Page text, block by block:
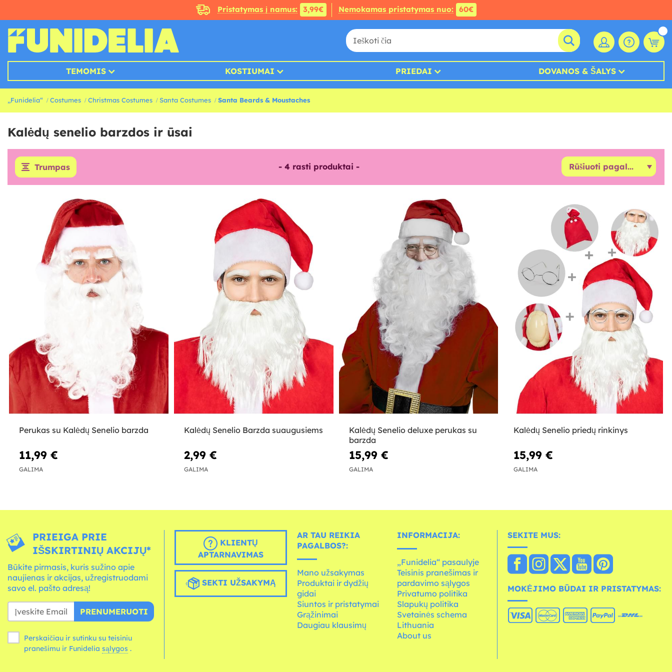
Pristatymas į namus: 3,99€ Nemokamas pristatymas nuo: 60€
TEMOMIS KOSTIUMAI PRIEDAI DOVANOS & ŠALYS
„Funidelia“ Costumes Christmas Costumes Santa Costumes Santa Beards & Moustaches
Kalėdų senelio barzdos ir ūsai
Trumpas - 4 rasti produktai -
Perukas su Kalėdų Senelio barzda
11,99 €
GALIMA
Kalėdų Senelio Barzda suaugusiems
2,99 €
GALIMA
Kalėdų Senelio deluxe perukas su
barzda
15,99 €
GALIMA
Kalėdų Senelio priedų rinkinys
15,99 €
GALIMA
PRIEIGA PRIE
IŠSKIRTINIŲ AKCIJŲ*
Būkite pirmasis, kuris sužino apie
naujienas ir akcijas, užregistruodami
savo el. pašto adresą!
PRENUMERUOTI
Perskaičiau ir sutinku su teisiniu
pranešimu ir Funidelia sąlygos .
KLIENTŲ
APTARNAVIMAS
SEKTI UŽSAKYMĄ
AR TAU REIKIA
PAGALBOS?:
Mano užsakymas
Produktai ir dydžių
gidai
Siuntos ir pristatymai
Grąžinimai
Daugiau klausimų
INFORMACIJA:
„Funidelia“ pasaulyje
Teisinis pranešimas ir
pardavimo sąlygos
Privatumo politika
Slapukų politika
Svetainės schema
Lithuania
About us
SEKITE MUS:
MOKĖJIMO BŪDAI IR PRISTATYMAS: